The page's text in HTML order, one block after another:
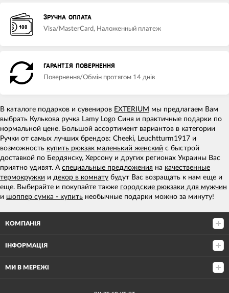
ЗРУЧНА ОПЛАТА
Visa/MasterCard, Наложенный платеж
ГАРАНТІЯ ПОВЕРНЕННЯ
Повернення/Обмін протягом 14 днів
В каталоге подарков и сувениров EXTERIUM мы предлагаем Вам
выбрать Кулькова ручка Lamy Logo Синя и практичные подарки по
нормальной цене. Большой ассортимент вариантов в категории
Ручки от самых лучших брендов: Cheeki, Leuchtturm1917 и
возможность купить рюкзак маленький женский с быстрой
доставкой по Бердянску, Херсону и других регионах Украины Вас
приятно удивят. А специальные предложения на качественные
термокружки и декор в комнату будут Вас возращать к нам еще и
еще. Выбирайте и покупайте также городские рюкзаки для мужчин
и шоппер сумка - купить необычные подарки можно за минуту!
КОМПАНІЯ
ІНФОРМАЦІЯ
МИ В МЕРЕЖІ